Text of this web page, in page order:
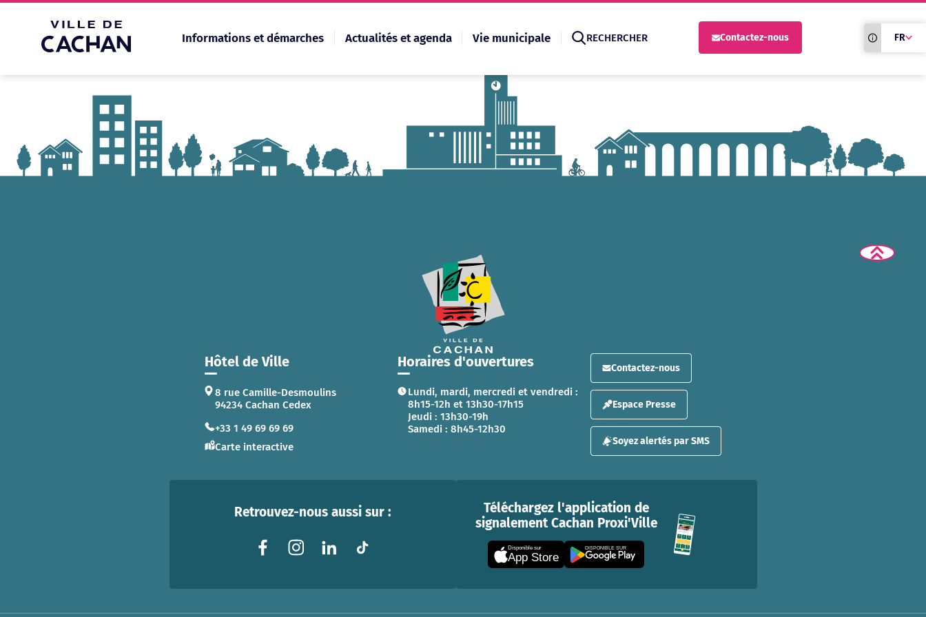
Informations et démarches Actualités et agenda Vie municipale RECHERCHER Contactez-nous
Recherche
Traduction
siteFR
Hôtel de Ville
8 rue Camille-Desmoulins
94234 Cachan Cedex
+33 1 49 69 69 69
Carte interactive
Horaires d'ouvertures
Lundi, mardi, mercredi et vendredi :
8h15-12h et 13h30-17h15
Jeudi : 13h30-19h
Samedi : 8h45-12h30
Contactez-nous
Espace Presse
Soyez alertés par SMS
Retrouvez-nous aussi sur :
Téléchargez l'application de
signalement Cachan Proxi'Ville
Disponible sur
App Store
DISPONIBLE SUR